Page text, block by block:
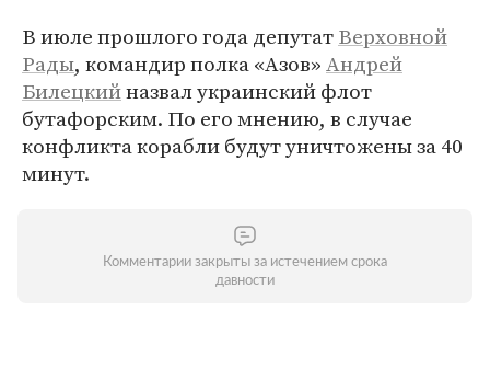
В июле прошлого года депутатВерховной
Рады, командир полка «Азов»Андрей
Билецкийназвал украинский флот
бутафорским. По его мнению, в случае
конфликта корабли будут уничтожены за 40
минут.
Комментарии закрыты за истечением срока
давности